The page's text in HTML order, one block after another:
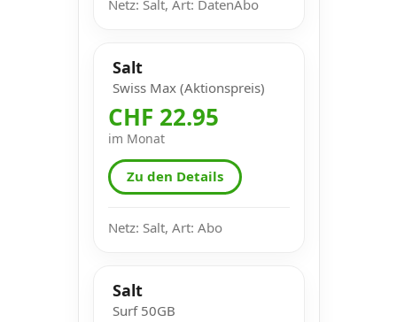
Netz: Salt, Art: DatenAbo
Salt
Swiss Max (Aktionspreis)
CHF 22.95
im Monat
Zu den Details
Netz: Salt, Art: Abo
Salt
Surf 50GB